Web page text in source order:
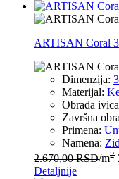
ARTISAN Coral
Dimenzija:
Materijal:
Obrada
Završna
Primena:
Namena: Zid
2.670,00RSD/m2
Detaljnije